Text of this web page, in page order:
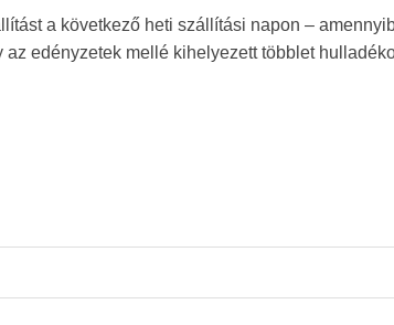
a következő heti szállítási napon –
edényzetek mellé kihelyezett többlet